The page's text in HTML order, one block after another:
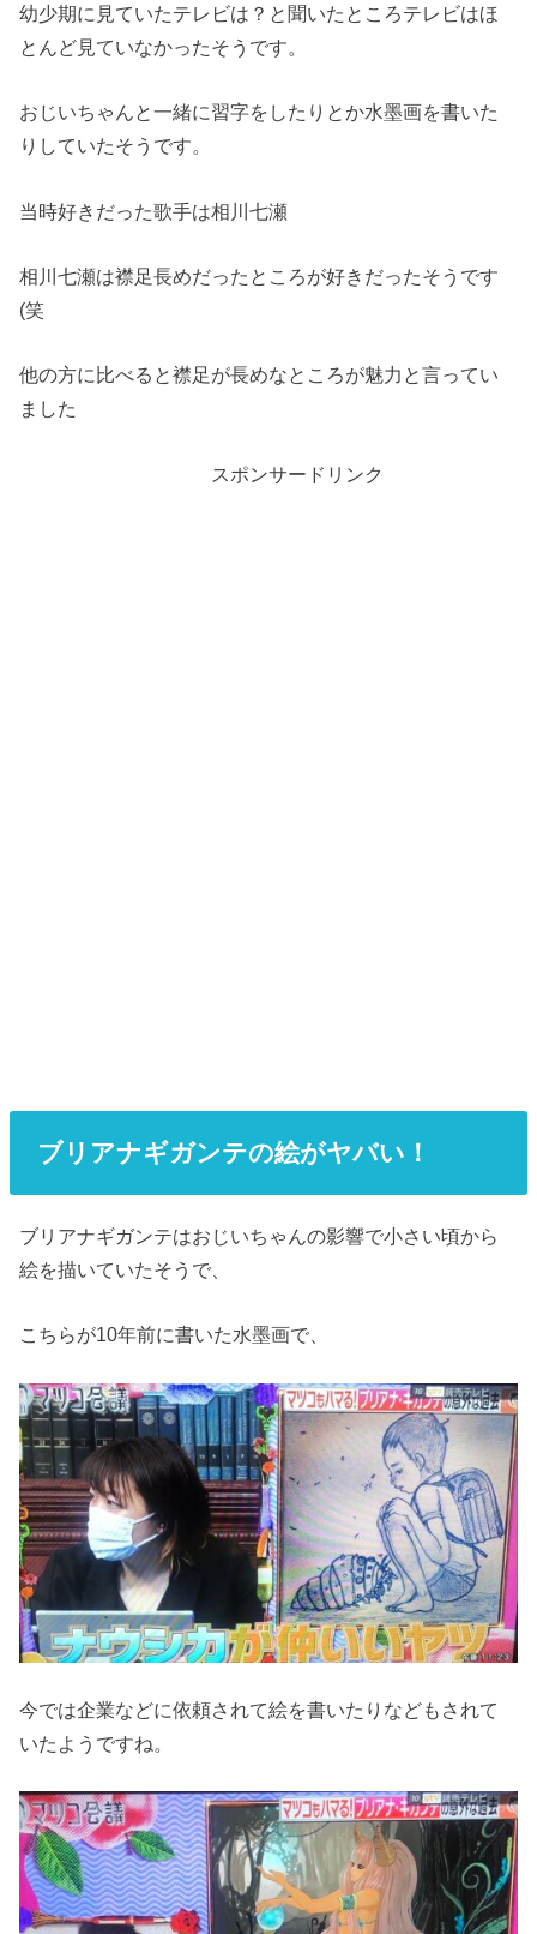
幼少期に見ていたテレビは？と聞いたところテレビはほ
とんど見ていなかったそうです。
おじいちゃんと一緒に習字をしたりとか水墨画を書いた
りしていたそうです。
当時好きだった歌手は相川七瀬
相川七瀬は襟足長めだったところが好きだったそうです
(笑
他の方に比べると襟足が長めなところが魅力と言ってい
ました
スポンサードリンク
ブリアナギガンテの絵がヤバい！
ブリアナギガンテはおじいちゃんの影響で小さい頃から
絵を描いていたそうで、
こちらが10年前に書いた水墨画で、
今では企業などに依頼されて絵を書いたりなどもされて
いたようですね。